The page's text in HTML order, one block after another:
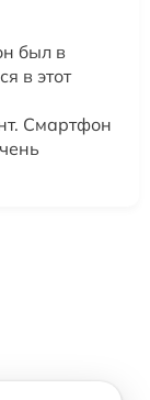
был в
в этот
Смартфон